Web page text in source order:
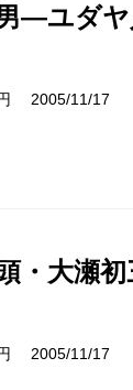
―ユダ
2005/11/17
・大瀬
2005/11/17